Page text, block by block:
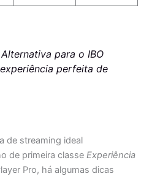
Alternativa para o IBO
perfeita de
de streaming ideal
de primeira classeExperiência
Pro, há algumas dicas